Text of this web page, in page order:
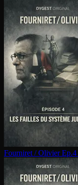
Fourniret / Olivier Ep.4